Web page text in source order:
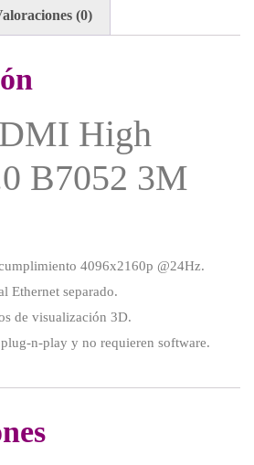
(0)
High
B7052 3M
4096x2160p @24Hz.
Ethernet separado.
de visualización 3D.
n-play y no requieren software.